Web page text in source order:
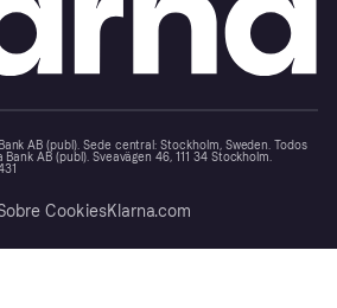
AB (publ). Sede central: Stockholm, Sweden. Todos
AB (publ). Sveavägen 46, 111 34 Stockholm.
CookiesKlarna.com